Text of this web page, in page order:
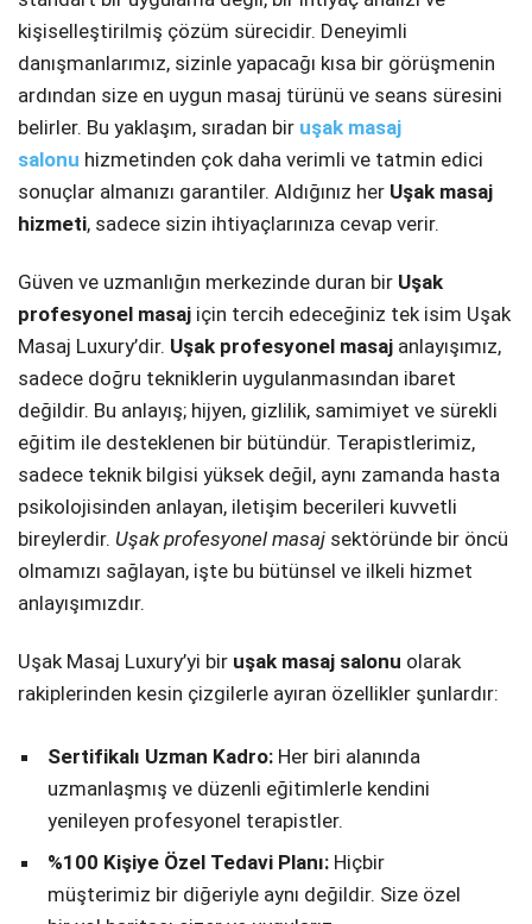
kişiselleştirilmiş çözüm sürecidir. Deneyimli
danışmanlarımız, sizinle yapacağı kısa bir görüşmenin
ardından size en uygun masaj türünü ve seans süresini
belirler. Bu yaklaşım, sıradan bir uşak masaj
salonu hizmetinden çok daha verimli ve tatmin edici
sonuçlar almanızı garantiler. Aldığınız her Uşak masaj
hizmeti, sadece sizin ihtiyaçlarınıza cevap verir.
Güven ve uzmanlığın merkezinde duran bir Uşak
profesyonel masaj için tercih edeceğiniz tek isim Uşak
Masaj Luxury’dir. Uşak profesyonel masaj anlayışımız,
sadece doğru tekniklerin uygulanmasından ibaret
değildir. Bu anlayış; hijyen, gizlilik, samimiyet ve sürekli
eğitim ile desteklenen bir bütündür. Terapistlerimiz,
sadece teknik bilgisi yüksek değil, aynı zamanda hasta
psikolojisinden anlayan, iletişim becerileri kuvvetli
bireylerdir. Uşak profesyonel masaj sektöründe bir öncü
olmamızı sağlayan, işte bu bütünsel ve ilkeli hizmet
anlayışımızdır.
Uşak Masaj Luxury’yi bir uşak masaj salonu olarak
rakiplerinden kesin çizgilerle ayıran özellikler şunlardır:
Sertifikalı Uzman Kadro: Her biri alanında
uzmanlaşmış ve düzenli eğitimlerle kendini
yenileyen profesyonel terapistler.
%100 Kişiye Özel Tedavi Planı: Hiçbir
müşterimiz bir diğeriyle aynı değildir. Size özel